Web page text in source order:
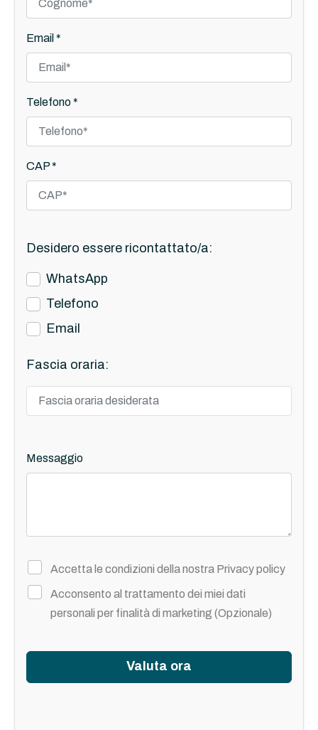
Email *
Telefono *
CAP *
Desidero essere ricontattato/a:
WhatsApp
Telefono
Email
Fascia oraria:
Messaggio
Accetta le condizioni della nostra Privacy policy
Acconsento al trattamento dei miei dati
personali per finalità di marketing (Opzionale)
Valuta ora